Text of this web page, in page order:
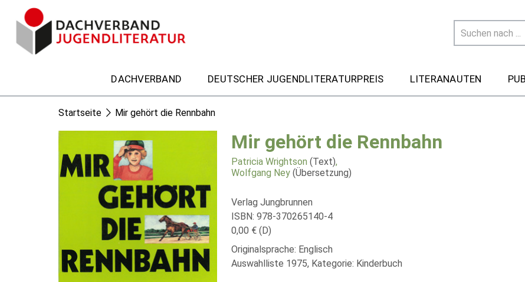
DACHVERBAND DEUTSCHER JUGENDLITERATURPREIS LITERANAUTEN
Startseite Mir gehört die Rennbahn
Mir gehört die Rennbahn
Patricia Wrightson (Text),
Wolfgang Ney (Übersetzung)
Verlag Jungbrunnen
ISBN: 978-370265140-4
0,00 € (D)
Originalsprache: Englisch
Auswahlliste 1975, Kategorie: Kinderbuch